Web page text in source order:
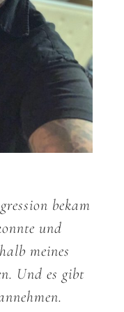
bekam
und
meines
Und es gibt